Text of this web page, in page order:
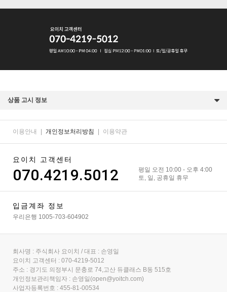
상품 고시 정보
이용안내 | 개인정보처리방침 | 이용약관
요이치 고객센터
070.4219.5012
평일 오전 10:00 - 오후 4:00
토, 일, 공휴일 휴무
입금계좌 정보
우리은행 1005-703-604902
회사명 : 주식회사 요이치 / 대표 : 손영일
요이치 고객센터 : 070-4219-5012
주소 : 경기도 의정부시 문충로 74,고산 듀클래스 B동 515호
개인정보관리책임자 : 손영일(open@yoitch.com)
사업자등록번호 : 455-81-00534